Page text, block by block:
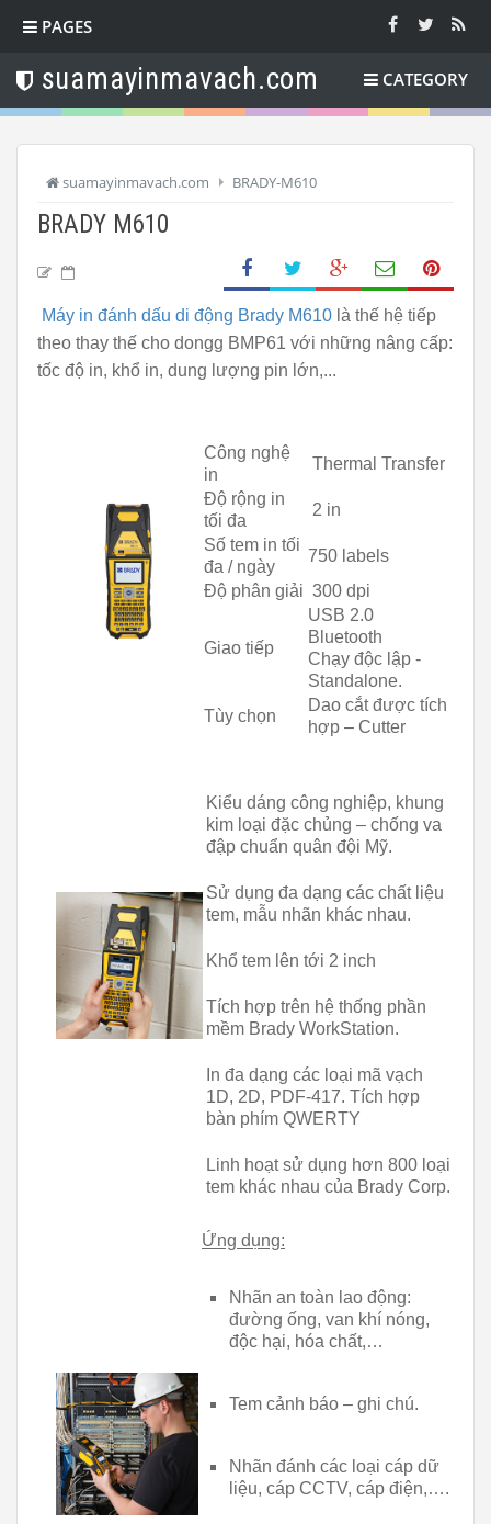
PAGES
suamayinmavach.com CATEGORY
suamayinmavach.com BRADY-M610
BRADY M610
Máy in đánh dấu di động Brady M610 là thế hệ tiếp
theo thay thế cho dongg BMP61 với những nâng cấp:
tốc độ in, khổ in, dung lượng pin lớn,...
Công nghệ
in
Thermal Transfer
Độ rộng in
tối đa
2 in
Số tem in tối
đa / ngày
750 labels
Độ phân giải 300 dpi
Giao tiếp
USB 2.0
Bluetooth
Chạy độc lập -
Standalone.
Tùy chọn
Dao cắt được tích
hợp – Cutter
Kiểu dáng công nghiệp, khung
kim loại đặc chủng – chống va
đập chuẩn quân đội Mỹ.
Sử dụng đa dạng các chất liệu
tem, mẫu nhãn khác nhau.
Khổ tem lên tới 2 inch
Tích hợp trên hệ thống phần
mềm Brady WorkStation.
In đa dạng các loại mã vạch
1D, 2D, PDF-417. Tích hợp
bàn phím QWERTY
Linh hoạt sử dụng hơn 800 loại
tem khác nhau của Brady Corp.
Ứng dụng:
Nhãn an toàn lao động:
đường ống, van khí nóng,
độc hại, hóa chất,…
Tem cảnh báo – ghi chú.
Nhãn đánh các loại cáp dữ
liệu, cáp CCTV, cáp điện,….